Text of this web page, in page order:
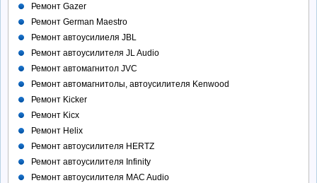
Ремонт Gazer
Ремонт German Maestro
Ремонт автоусилиеля JBL
Ремонт автоусилителя JL Audio
Ремонт автомагнитол JVC
Ремонт автомагнитолы, автоусилителя Kenwood
Ремонт Kicker
Ремонт Kicx
Ремонт Helix
Ремонт автоусилителя HERTZ
Ремонт автоусилителя Infinity
Ремонт автоусилителя MAC Audio